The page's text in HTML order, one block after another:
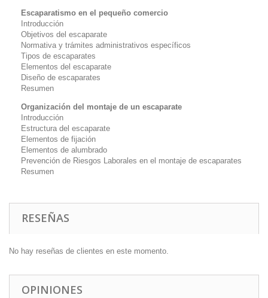
Escaparatismo en el pequeño comercio
Introducción
Objetivos del escaparate
Normativa y trámites administrativos específicos
Tipos de escaparates
Elementos del escaparate
Diseño de escaparates
Resumen
Organización del montaje de un escaparate
Introducción
Estructura del escaparate
Elementos de fijación
Elementos de alumbrado
Prevención de Riesgos Laborales en el montaje de escaparates
Resumen
RESEÑAS
No hay reseñas de clientes en este momento.
OPINIONES